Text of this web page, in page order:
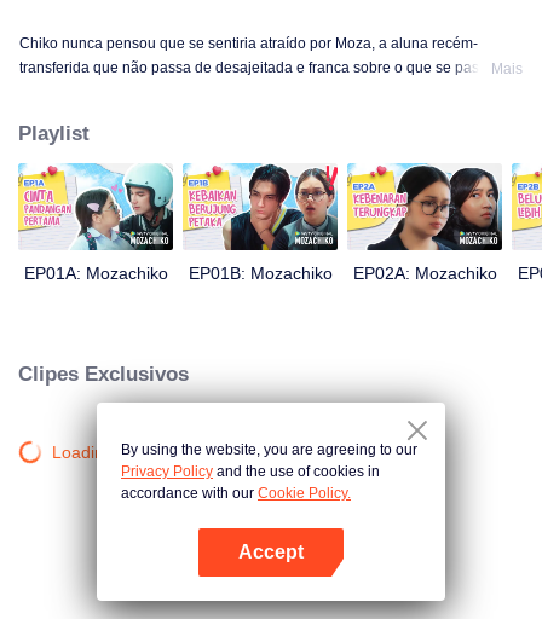
Abra o programa
Chiko nunca pensou que se sentiria atraído por Moza, a aluna recém-
transferida que não passa de desajeitada e franca sobre o que se passa em
toma, causando uma grande reviravolta na história: agora é Chiko quem a
persegue.
Mais
Playlist
EP01A: Mozachiko EP01B: Mozachiko EP02A: Mozachiko
Clipes Exclusivos
Loading…By using the website, you are agreeing to our
Privacy Policy and the use of cookies in
accordance with our Cookie Policy.
Accept